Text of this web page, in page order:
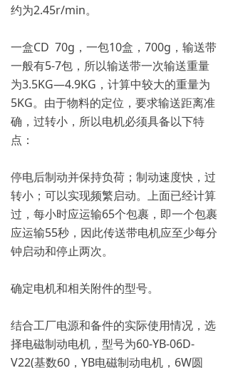
约为2.45r/min。
一盒CD 70g，一包10盒，700g，输送带
一般有5-7包，所以输送带一次输送重量
为3.5KG—4.9KG，计算中较大的重量为
5KG。由于物料的定位，要求输送距离准
确，过转小，所以电机必须具备以下特
点：
停电后制动并保持负荷；制动速度快，过
转小；可以实现频繁启动。上面已经计算
过，每小时应运输65个包裹，即一个包裹
应运输55秒，因此传送带电机应至少每分
钟启动和停止两次。
确定电机和相关附件的型号。
结合工厂电源和备件的实际使用情况，选
择电磁制动电机，型号为60-YB-06D-
V22(基数60，YB电磁制动电机，6W圆